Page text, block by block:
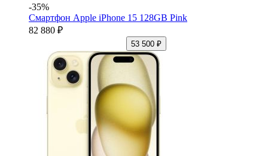
-35%
Смартфон Apple iPhone 15 128GB Pink
82 880 ₽
53 500 ₽